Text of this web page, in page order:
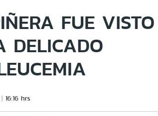
FUE VISTO
DELICADO
16:16 hrs